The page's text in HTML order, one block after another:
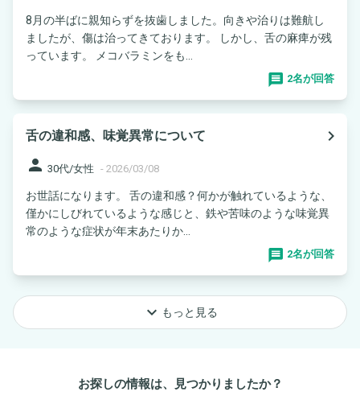
8月の半ばに親知らずを抜歯しました。向きや治りは難航し
ましたが、傷は治ってきております。 しかし、舌の麻痺が残
っています。 メコバラミンをも...
2名が回答
舌の違和感、味覚異常について
navigate_next
person 30代/女性 - 2026/03/08
お世話になります。 舌の違和感？何かが触れているような、
僅かにしびれているような感じと、鉄や苦味のような味覚異
常のような症状が年末あたりか...
2名が回答
keyboard_arrow_down もっと見る
お探しの情報は、見つかりましたか？